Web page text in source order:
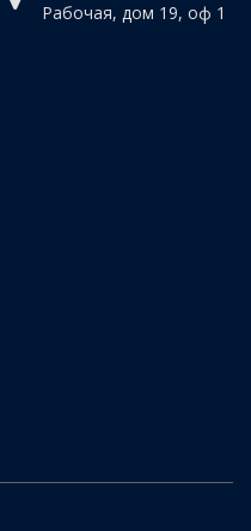
Рабочая, дом 19, оф 1